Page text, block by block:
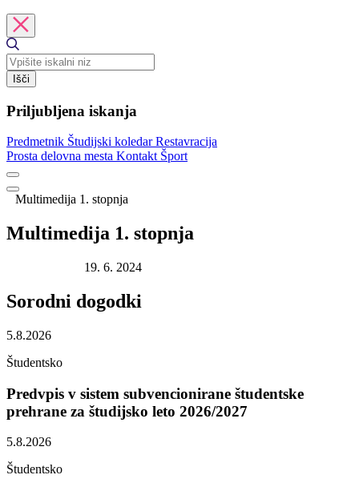
Išči
Priljubljena iskanja
Predmetnik Študijski koledarRestavracija
Prosta delovna mesta Kontakt Šport
Multimedija 1. stopnja
Multimedija 1. stopnja
19. 6. 2024
Sorodni dogodki
5.8.2026
Študentsko
Predvpis v sistem subvencionirane študentske
prehrane za študijsko leto 2026/2027
5.8.2026
Študentsko